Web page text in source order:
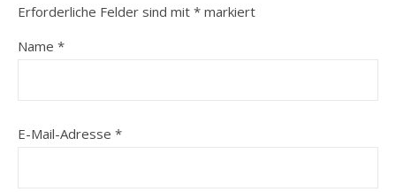
Erforderliche Felder sind mit * markiert
Name *
E-Mail-Adresse *